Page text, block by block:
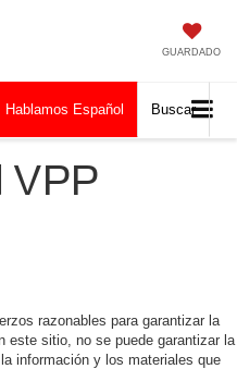
GUARDADO
Hablamos Español Buscar
VPP
razonables para garantizar la
este sitio, no se puede garantizar la
información y los materiales que